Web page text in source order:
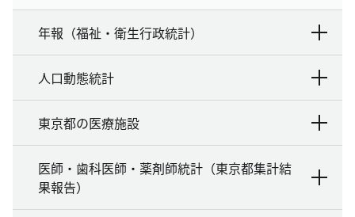
年報（福祉・衛生行政統計）
人口動態統計
東京都の医療施設
医師・歯科医師・薬剤師統計（東京都集計結
果報告）